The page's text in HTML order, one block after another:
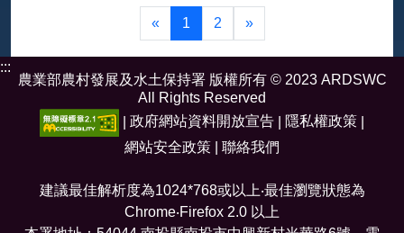
« 1 2 »
:::
農業部農村發展及水土保持署 版權所有 © 2023 ARDSWC
All Rights Reserved
| 政府網站資料開放宣告 | 隱私權政策 |
網站安全政策
聯絡我們
建議最佳解析度為1024*768或以上‧最佳瀏覽狀態為
Chrome‧Firefox 2.0 以上